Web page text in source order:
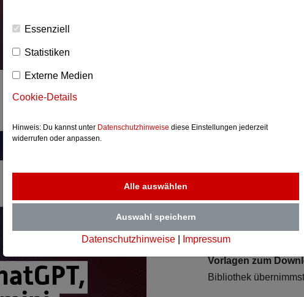
Hörbuch bei
Vorlagen und
Prompt
Dieser Onlinekurs
professionelle
klaren
Vorlagen zum
Bibliothek
Essenziell
Statistiken
Externe Medien
Cookie-Details
Hinweis: Du kannst unter Datenschutzhinweise diese Einstellungen jederzeit
widerrufen oder anpassen.
Alle auswählen
Auswahl speichern
Datenschutzhinweise Impressum